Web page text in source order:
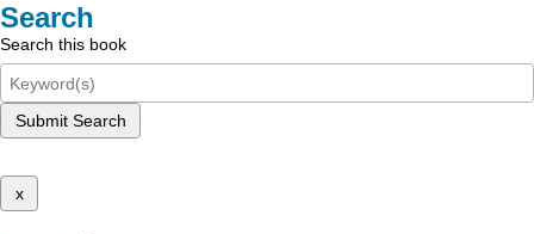
Search
Search this book
Submit Search
x